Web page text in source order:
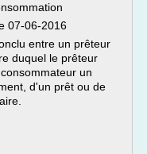
07-06-2016
entre un prêteur
duquel le prêteur
un
d'un prêt ou de